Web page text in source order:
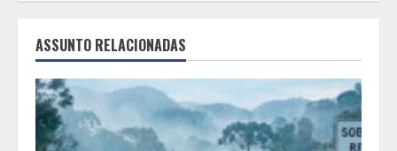
ASSUNTO RELACIONADAS